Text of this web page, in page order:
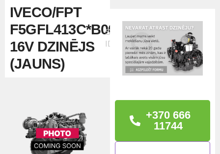
IVECO/FPT
F5GFL413C*B005/3.4
16V DZINĒJS
(JAUNS)
Sludinājuma
ID:30384
INFORMĀCIJA
Iveco 5801716692,
+370 666
11744